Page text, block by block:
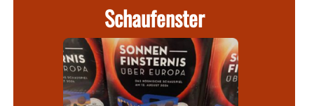
Schaufenster